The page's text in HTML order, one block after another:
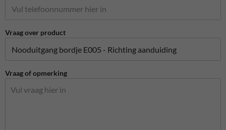
Vraag over product
Vraag of opmerking